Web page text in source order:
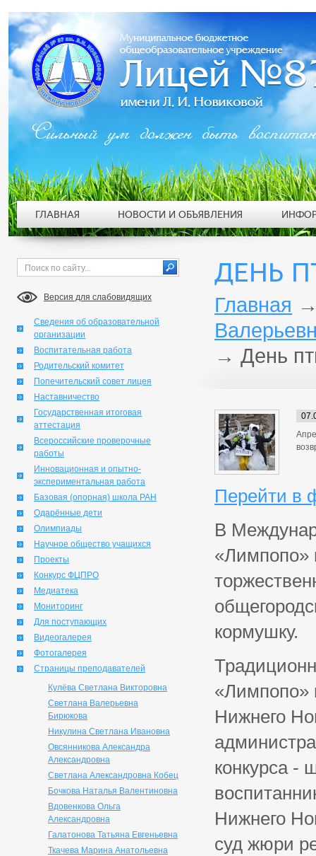
Версия для слабовидящих
Сведения об образовательной
организации
Воспитательная работа
Родительский комитет
Попечительский совет лицея
Наставничество
Государственная итоговая
аттестация
Всероссийские проверочные
работы
Инновационная и опытно-
экспериментальная работа
Базовая (опорная) школа РАН
Одарённые дети
Олимпиады
Научное общество учащихся
Проекты
Конкурс ФЦПРО
Медиатека
Мониторинг
Для поступающих
Видеогалерея
Фотогалерея
Страницы преподавателей
Кулёва Светлана Викторовна
Светлана Валерьевна
Бирюкова
Никулина Светлана Ивановна
Овсянникова Александра
Александровна
Светлана Александровна Кобец
Бочкова Наталья Валентиновна
Вдовенкова Ольга
Александровна
Галатонова Татьяна Евгеньевна
Ткачева Марина Анатольевна
ДЕНЬ
Главная
→ День
Перейти в
В
«Лимпопо»
кормушку.
«Лимпопо»
Нижнего
конкурса -
Нижнего
суд жюри
Сильный ум должен быть
ГЛАВНАЯ НОВОСТИ И ОБЪЯВЛЕНИЯ